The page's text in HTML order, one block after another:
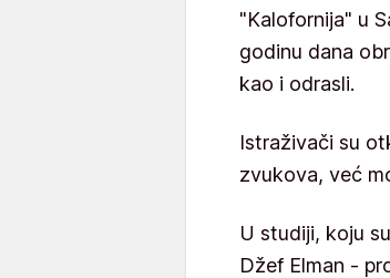
"Kalofornija" u
godinu dana
kao i odrasli.
Istraživači su
zvukova, već
U studiji, koju
Džef Elman -